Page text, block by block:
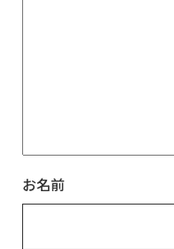
お名前